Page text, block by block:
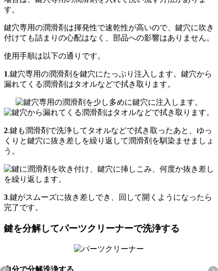
す。
鍵穴専用の潤滑剤は揮発性で速乾性が高いので、鍵穴に吹き
付けても詰まりの心配はなく、部品への影響はありません。
使用手順は以下の通りです。
1.鍵穴専用の潤滑剤を鍵穴にたっぷり注入します。鍵穴から
漏れてくる潤滑剤はタオルなどで拭き取ります。
2.鍵も潤滑剤で洗浄してタオルなどで拭き取ったあと、ゆっ
くりと鍵穴に抜き差しを繰り返して潤滑剤を馴染ませましょ
う。
3.鍵がスムーズに抜き差しでき、回して開くようになったら
完了です。
鍵を分解してパーツクリーナーで洗浄する
自分で分解洗浄する